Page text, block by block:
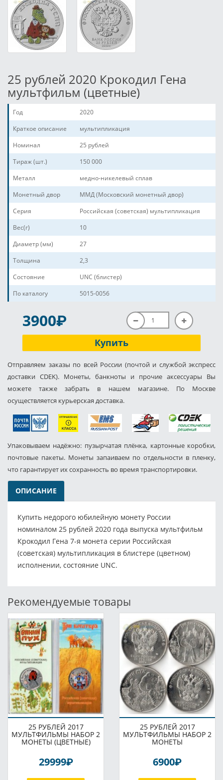
25 рублей 2020 Крокодил Гена
мультфильм (цветные)
Год
2020
Краткое описание
мультипликация
Номинал
25 рублей
Тираж (шт.)
150 000
Металл
медно-никелевый сплав
Монетный двор
ММД (Московский монетный двор)
Серия
Российская (советская) мультипликация
Вес(г)
10
Диаметр (мм)
27
Толщина
2,3
Состояние
UNC (блистер)
По каталогу
5015-0056
3900P
Купить
Отправляем заказы по всей России (почтой и службой экспресс
доставки CDEK). Монеты, банкноты и прочие аксессуары Вы
можете также забрать в нашем магазине. По Москве
осуществляется курьерская доставка.
Упаковываем надёжно: пузырчатая плёнка, картонные коробки,
почтовые пакеты. Монеты запаиваем по отдельности в пленку,
что гарантирует их сохранность во время транспортировки.
ОПИСАНИЕ
Купить недорого юбилейную монету России
номиналом 25 рублей 2020 года выпуска мультфильм
Крокодил Гена 7-я монета серии Российская
(советская) мультипликация в блистере (цветном)
исполнении, состояние UNC.
Рекомендуемые товары
25 РУБЛЕЙ 2017
МУЛЬТФИЛЬМЫ НАБОР 2
МОНЕТЫ (ЦВЕТНЫЕ)
29999P
25 РУБЛЕЙ 2017
МУЛЬТФИЛЬМЫ НАБОР 2
МОНЕТЫ
6900P